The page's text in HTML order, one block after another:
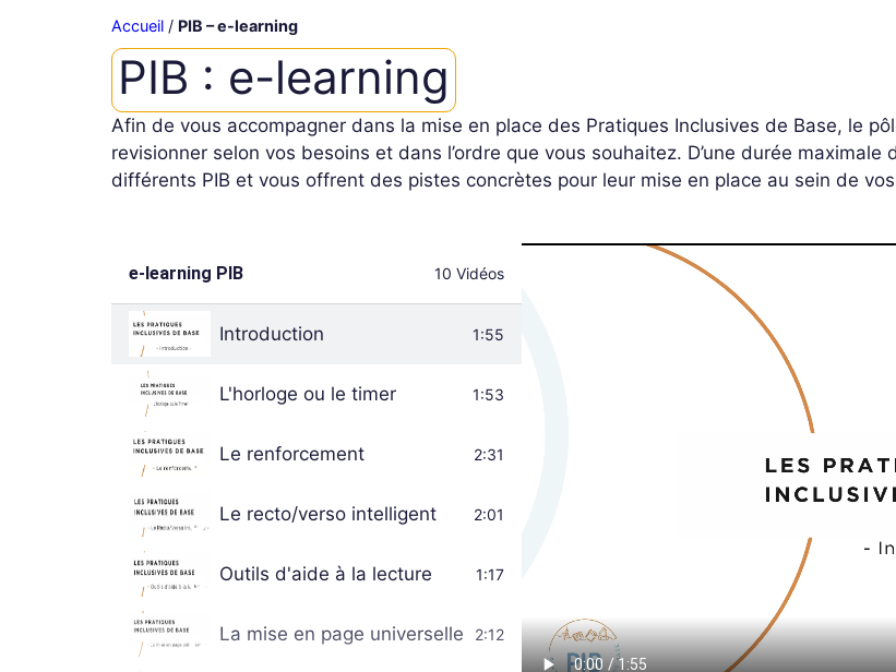
Accueil / PIB – e-learning
PIB : e-learning
Afin de vous accompagner dans la mise en place des Pratiques Inclusives de Base, le
revisionner selon vos besoins et dans l’ordre que vous souhaitez. D’une durée
différents PIB et vous offrent des pistes concrètes pour leur mise en place au sein de
e-learning PIB 10 Vidéos
Introduction 1:55
L'horloge ou le timer 1:53
Le renforcement 2:31
Le recto/verso intelligent 2:01
Outils d'aide à la lecture 1:17
La mise en page universelle 2:12